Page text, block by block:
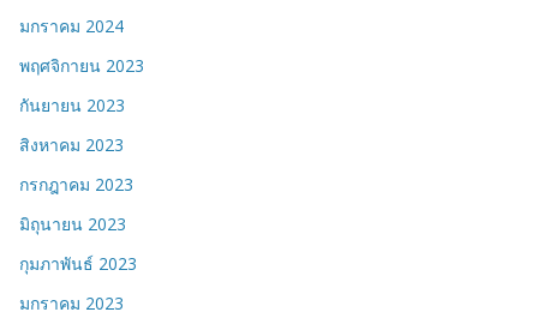
มกราคม 2024
พฤศจิกายน 2023
กันยายน 2023
สิงหาคม 2023
กรกฎาคม 2023
มิถุนายน 2023
กุมภาพันธ์ 2023
มกราคม 2023